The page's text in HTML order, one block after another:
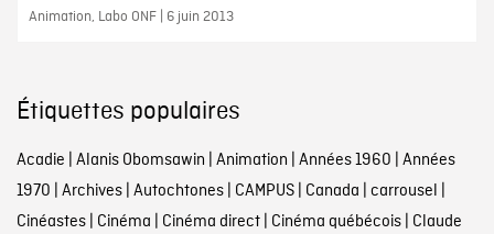
Animation, Labo ONF | 6 juin 2013
Étiquettes populaires
Acadie Alanis Obomsawin Animation Années 1960 Années
1970 Archives| Autochtones| CAMPUS| Canada carrousel
Cinéastes| Cinéma Cinéma direct| Cinéma québécois| Claude